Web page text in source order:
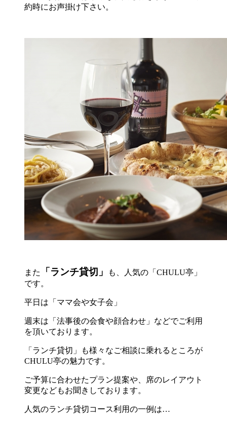
約時にお声掛け下さい。
また 「ランチ貸切」
も、人気の「CHULU亭」
です。
平日は「ママ会や女子会」
週末は「法事後の会食や顔合わせ」などでご利用
を頂いております。
「ランチ貸切」も様々なご相談に乗れるところが
CHULU亭の魅力です。
ご予算に合わせたプラン提案や、席のレイアウト
変更などもお聞きしております。
人気のランチ貸切コース利用の一例は…